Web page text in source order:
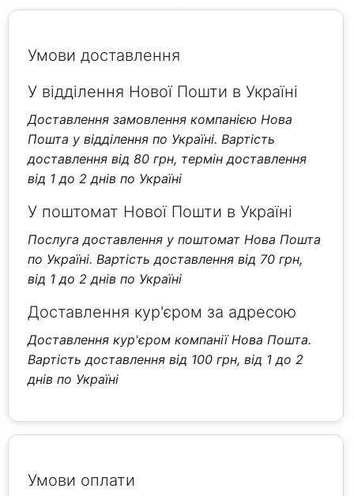
Умови доставлення
У відділення Нової Пошти в Україні
Доставлення замовлення компанією Нова
Пошта у відділення по Україні. Вартість
доставлення від 80 грн, термін доставлення
від 1 до 2 днів по Україні
У поштомат Нової Пошти в Україні
Послуга доставлення у поштомат Нова Пошта
по Україні. Вартість доставлення від 70 грн,
від 1 до 2 днів по Україні
Доставлення кур'єром за адресою
Доставлення кур'єром компанії Нова Пошта.
Вартість доставлення від 100 грн, від 1 до 2
днів по Україні
Умови оплати